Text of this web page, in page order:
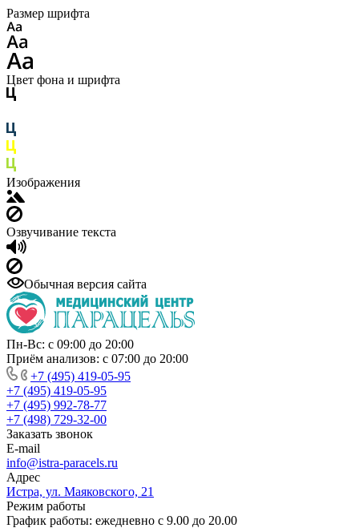
Размер шрифта
Цвет фона и шрифта
Изображения
Озвучивание текста
Обычная версия сайта
Пн-Вс: с 09:00 до 20:00
Приём анализов: с 07:00 до 20:00
+7 (495) 419-05-95
+7 (495) 419-05-95
+7 (495) 992-78-77
+7 (498) 729-32-00
Заказать звонок
E-mail
info@istra-paracels.ru
Адрес
Истра, ул. Маяковского, 21
Режим работы
График работы: ежедневно с 9.00 до 20.00